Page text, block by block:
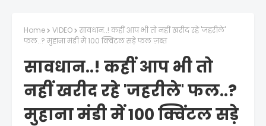
Home VIDEO
सावधान..! कहीं आप भी तो नहीं खरीद रहे 'जहरीले'
फल..? मुहाना मंडी में 100 क्विंटल सड़े फल ज़ब्त
सावधान..! कहीं आप भी तो
नहीं खरीद रहे 'जहरीले' फल..?
मुहाना मंडी में 100 क्विंटल सड़े